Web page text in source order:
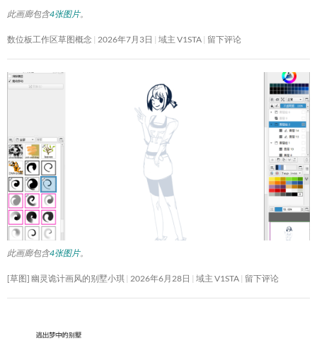
此画廊包含4张图片。
数位板工作区草图概念 2026年7月3日 域主 V1STA 留下评论
此画廊包含4张图片。
[草图] 幽灵诡计画风的别墅小琪 2026年6月28日 域主 V1STA 留下评论